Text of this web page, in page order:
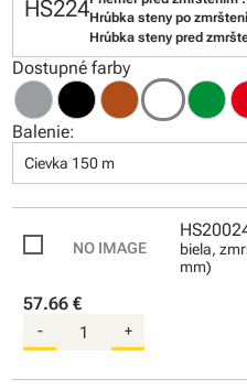
HS224Hrúbka steny po
Hrúbka steny pred
Dostupné farby
Balenie:
Cievka 150 m
biela,
mm)
57.66 €
- +